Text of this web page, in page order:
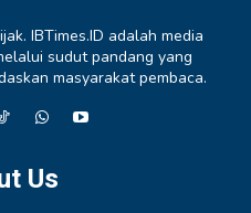
IBTimes.ID adalah media
sudut pandang yang
masyarakat pembaca.
Us